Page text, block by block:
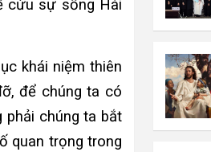
cứu sự sống Hài
khái niệm thiên
để chúng ta có
phải chúng ta bắt
quan trọng trong